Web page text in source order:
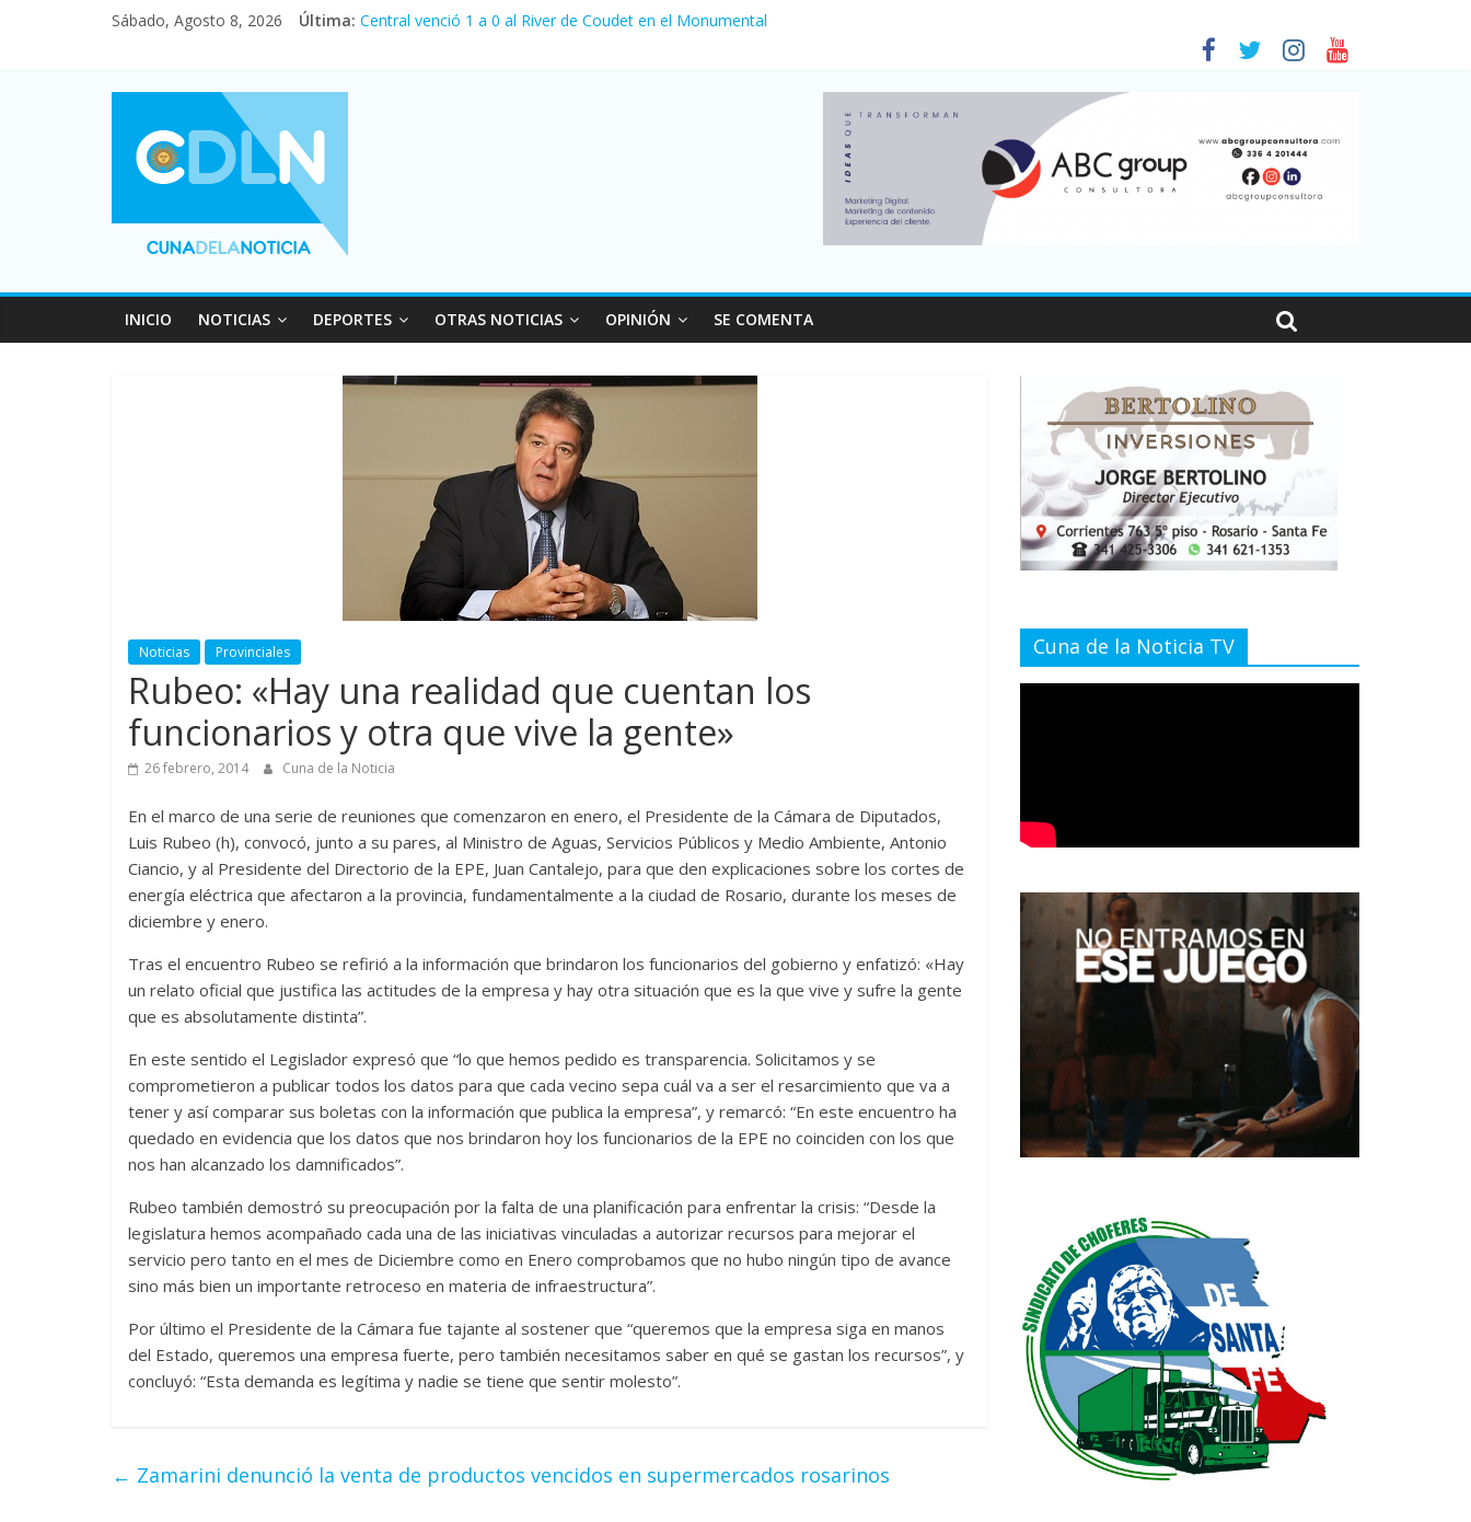
Sábado, Agosto 8, 2026 Última: Central venció 1 a 0 al River de Coudet en el Monumental
Vacaciones de invierno con más movimiento y consumo turístico: 4,6 millones de personas viajaron por el país, un 5,9% más que en 2025
Fuerte caída de la venta de autos usados en julio: bajó un 12,6% interanual
INICIO NOTICIAS DEPORTES OTRAS NOTICIAS OPINIÓN SE COMENTA
Noticias Provinciales
Rubeo: «Hay una realidad que cuentan los
funcionarios y otra que vive la gente»
26 febrero, 2014 Cuna de la Noticia
En el marco de una serie de reuniones que comenzaron en enero, el Presidente de la Cámara de Diputados,
Luis Rubeo (h), convocó, junto a su pares, al Ministro de Aguas, Servicios Públicos y Medio Ambiente, Antonio
Ciancio, y al Presidente del Directorio de la EPE, Juan Cantalejo, para que den explicaciones sobre los cortes de
energía eléctrica que afectaron a la provincia, fundamentalmente a la ciudad de Rosario, durante los meses de
diciembre y enero.
Tras el encuentro Rubeo se refirió a la información que brindaron los funcionarios del gobierno y enfatizó: «Hay
un relato oficial que justifica las actitudes de la empresa y hay otra situación que es la que vive y sufre la gente
que es absolutamente distinta”.
En este sentido el Legislador expresó que “lo que hemos pedido es transparencia. Solicitamos y se
comprometieron a publicar todos los datos para que cada vecino sepa cuál va a ser el resarcimiento que va a
tener y así comparar sus boletas con la información que publica la empresa”, y remarcó: “En este encuentro ha
quedado en evidencia que los datos que nos brindaron hoy los funcionarios de la EPE no coinciden con los que
nos han alcanzado los damnificados”.
Rubeo también demostró su preocupación por la falta de una planificación para enfrentar la crisis: “Desde la
legislatura hemos acompañado cada una de las iniciativas vinculadas a autorizar recursos para mejorar el
servicio pero tanto en el mes de Diciembre como en Enero comprobamos que no hubo ningún tipo de avance
sino más bien un importante retroceso en materia de infraestructura”.
Por último el Presidente de la Cámara fue tajante al sostener que “queremos que la empresa siga en manos
del Estado, queremos una empresa fuerte, pero también necesitamos saber en qué se gastan los recursos”, y
concluyó: “Esta demanda es legítima y nadie se tiene que sentir molesto”.
← Zamarini denunció la venta de productos vencidos en supermercados rosarinos
Cuna de la Noticia TV